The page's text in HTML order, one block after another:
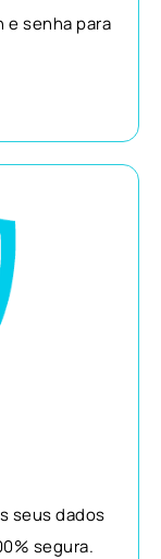
e senha para
seus dados
segura.